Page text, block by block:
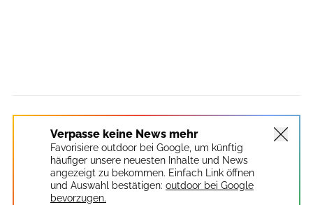
Verpasse keine News mehr
Favorisiere outdoor bei Google, um künftig
häufiger unsere neuesten Inhalte und News
angezeigt zu bekommen. Einfach Link öffnen
und Auswahl bestätigen: outdoor bei Google
bevorzugen.